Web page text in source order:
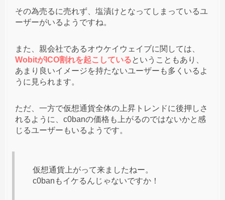
その為売るに売れず、塩漬けとなってしまっているユ
ーザーがいるようですね。
また、親会社であるオウケイウェイブに関しては、
WobitがICO割れを起こしているということもあり、
あまり良いイメージを持たないユーザーも多くいるよ
うに見られます。
ただ、一方で仮想通貨全体の上昇トレンドに後押しさ
れるように、c0banの価格も上がるのではないかと感
じるユーザーもいるようです。
仮想通貨上がって来ましたねー。
c0banもイケるんじゃないですか！